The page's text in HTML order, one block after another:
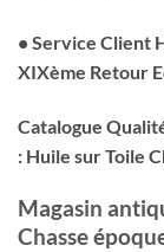
• Service Client
XIXème Retour
Catalogue
: Huile sur Toile
Magasin
Chasse